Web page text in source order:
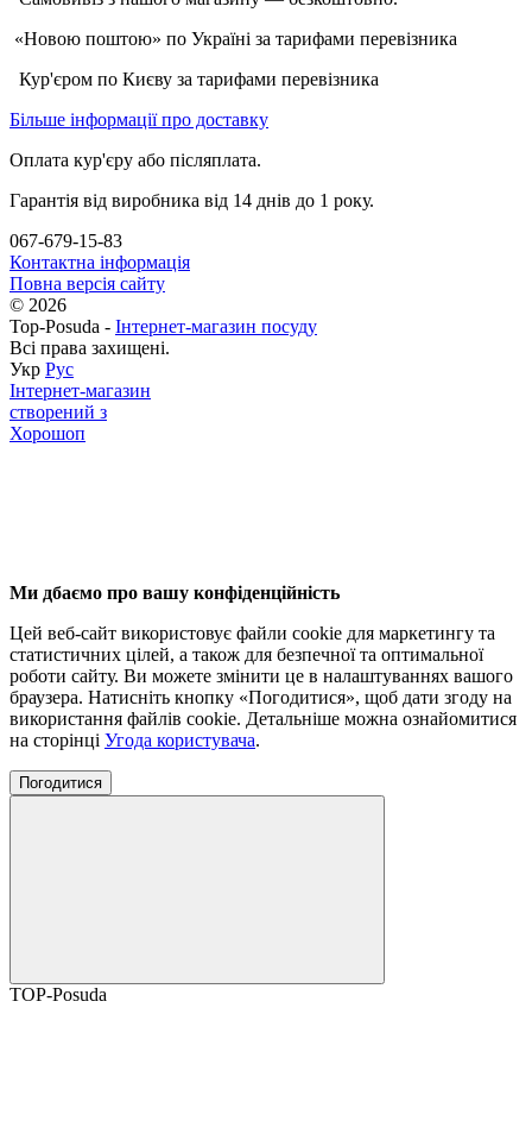
«Новою поштою» по Україні за тарифами перевізника
Кур'єром по Києву за тарифами перевізника
Більше інформації про доставку
Оплата кур'єру або післяплата.
Гарантія від виробника від 14 днів до 1 року.
067-679-15-83
Контактна інформація
Повна версія сайту
© 2026
Top-Posuda - Інтернет-магазин посуду
Всі права захищені.
Укр Рус
Інтернет-магазин
створений з
Хорошоп
Ми дбаємо про вашу конфіденційність
Цей веб-сайт використовує файли cookie для маркетингу та
статистичних цілей, а також для безпечної та оптимальної
роботи сайту. Ви можете змінити це в налаштуваннях вашого
браузера. Натисніть кнопку «Погодитися», щоб дати згоду на
використання файлів cookie. Детальніше можна ознайомитися
на сторінці Угода користувача.
Погодитися
TOP-Posuda